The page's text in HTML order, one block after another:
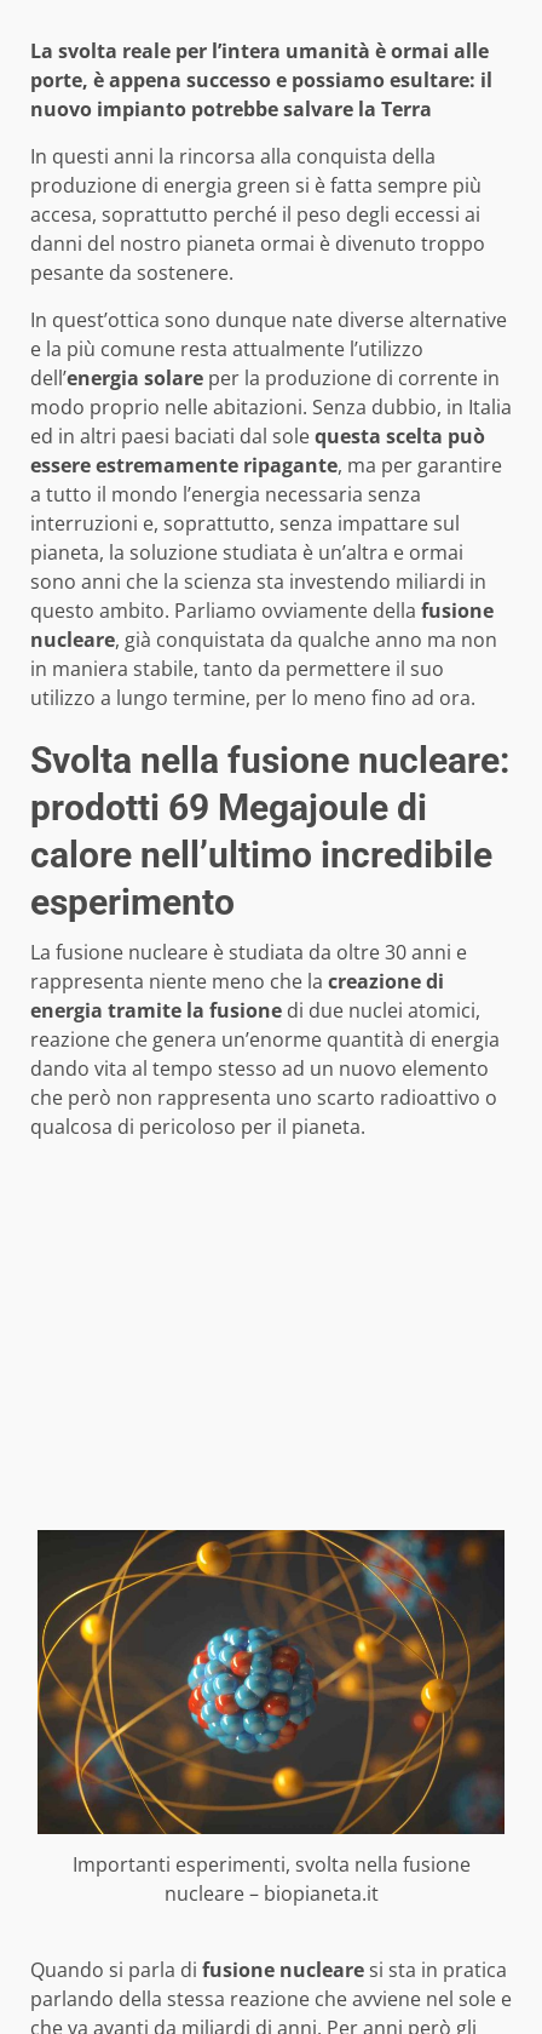
La svolta reale per l’intera umanità è ormai alle
porte, è appena successo e possiamo esultare: il
nuovo impianto potrebbe salvare la Terra
In questi anni la rincorsa alla conquista della
produzione di energia green si è fatta sempre più
accesa, soprattutto perché il peso degli eccessi ai
danni del nostro pianeta ormai è divenuto troppo
pesante da sostenere.
In quest’ottica sono dunque nate diverse alternative
e la più comune resta attualmente l’utilizzo
dell’energia solare per la produzione di corrente in
modo proprio nelle abitazioni. Senza dubbio, in Italia
ed in altri paesi baciati dal solequesta scelta può
essere estremamente ripagante, ma per garantire
a tutto il mondo l’energia necessaria senza
interruzioni e, soprattutto, senza impattare sul
pianeta, la soluzione studiata è un’altra e ormai
sono anni che la scienza sta investendo miliardi in
questo ambito. Parliamo ovviamente della fusione
nucleare, già conquistata da qualche anno ma non
in maniera stabile, tanto da permettere il suo
utilizzo a lungo termine, per lo meno fino ad ora.
Svolta nella fusione nucleare:
prodotti 69 Megajoule di
calore nell’ultimo incredibile
esperimento
La fusione nucleare è studiata da oltre 30 anni e
rappresenta niente meno che la creazione di
energia tramite la fusione di due nuclei atomici,
reazione che genera un’enorme quantità di energia
dando vita al tempo stesso ad un nuovo elemento
che però non rappresenta uno scarto radioattivo o
qualcosa di pericoloso per il pianeta.
Importanti esperimenti, svolta nella fusione
nucleare – biopianeta.it
Quando si parla di fusione nuclearesi sta in pratica
parlando della stessa reazione che avviene nel sole e
che va avanti da miliardi di anni. Per anni però gli